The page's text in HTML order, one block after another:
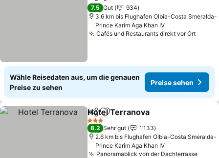
7.5 Gut
934
3.6 km bis Flughafen Olbia-Costa Smeralda-
Prince Karim Aga Khan IV
Cafés und Restaurants direkt vor Ort
Wähle Reisedaten aus, um die genauen
Preise zu sehen
Preise sehen
TeilenZu Favoriten hinzufügen
Hotel Terranova
3 Sterne
8.2 Sehr gut
1’133
2.6 km bis Flughafen Olbia-Costa Smeralda-
Prince Karim Aga Khan IV
Panoramablick von der Dachterrasse